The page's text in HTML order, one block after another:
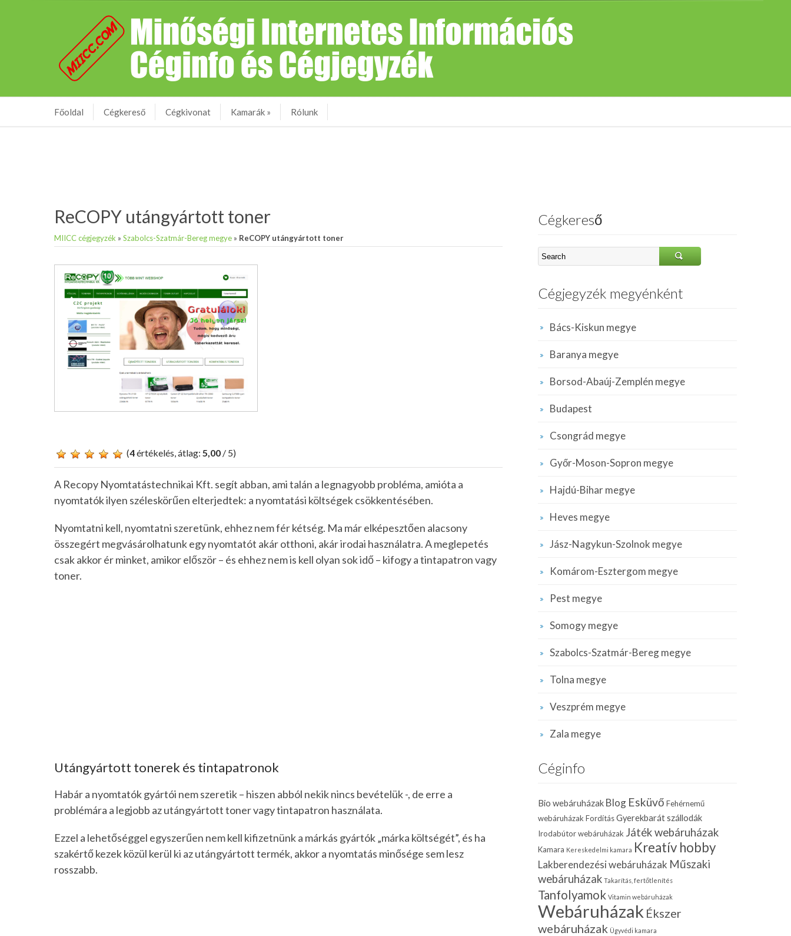
Főoldal Cégkereső Cégkivonat Kamarák » Rólunk
ReCOPY utángyártott toner
MIICC cégjegyzék » Szabolcs-Szatmár-Bereg megye » ReCOPY utángyártott toner
(4értékelés, átlag: 5,00 / 5)
A Recopy Nyomtatástechnikai Kft. segít abban, ami talán a legnagyobb probléma, amióta a
nyomtatók ilyen széleskörűen elterjedtek: a nyomtatási költségek csökkentésében.
Nyomtatni kell, nyomtatni szeretünk, ehhez nem fér kétség. Ma már elképesztően alacsony
összegért megvásárolhatunk egy nyomtatót akár otthoni, akár irodai használatra. A meglepetés
csak akkor ér minket, amikor először – és ehhez nem is kell olyan sok idő – kifogy a tintapatron vagy
toner.
Utángyártott tonerek és tintapatronok
Habár a nyomtatók gyártói nem szeretik – hiszen abból nekik nincs bevételük -, de erre a
problémára a legjobb az utángyártott toner vagy tintapatron használata.
Ezzel a lehetőséggel egyszerűen nem kell kifizetnünk a márkás gyártók „márka költségét”, és ha
szakértő kezek közül kerül ki az utángyártott termék, akkor a nyomtatás minősége sem lesz
rosszabb.
Cégkereső
Cégjegyzék megyénként
Bács-Kiskun megye
Baranya megye
Borsod-Abaúj-Zemplén megye
Budapest
Csongrád megye
Győr-Moson-Sopron megye
Hajdú-Bihar megye
Heves megye
Jász-Nagykun-Szolnok megye
Komárom-Esztergom megye
Pest megye
Somogy megye
Szabolcs-Szatmár-Bereg megye
Tolna megye
Veszprém megye
Zala megye
Céginfo
Bio webáruházak Blog Esküvő Fehérnemű
webáruházak FordításGyerekbarát szállodák
Irodabútor webáruházak Játék webáruházak
Kamara Kereskedelmi kamara Kreatív hobby
Lakberendezési webáruházak Műszaki
webáruházak Takarítás, fertőtlenítés
Tanfolyamok Vitamin webáruházak
Webáruházak Ékszer
webáruházak Ügyvédi kamara